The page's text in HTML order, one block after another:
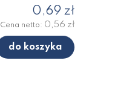
0,69 zł
Cena netto: 0,56 zł
do koszyka